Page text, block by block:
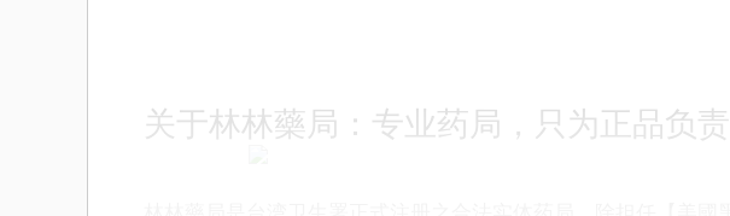
关于林林藥局：专业药局，只为正品负责